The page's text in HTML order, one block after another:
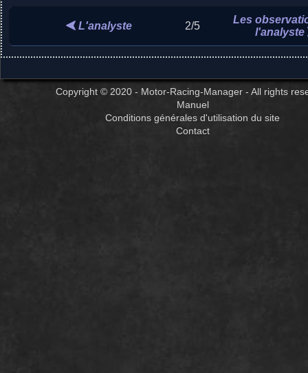
L'analyste 2/5
Les
l'analyste
Copyright © 2020 - Motor-Racing-Manager - All rights
Manuel
Conditions générales d'utilisation du site
Contact